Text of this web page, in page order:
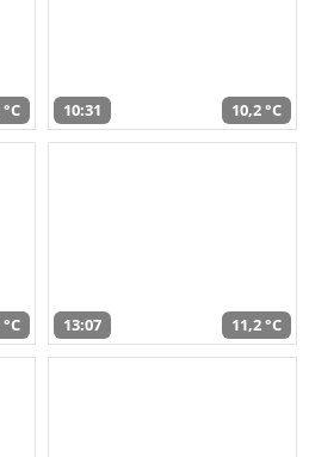
10:31 10,2 °C
13:07 11,2 °C